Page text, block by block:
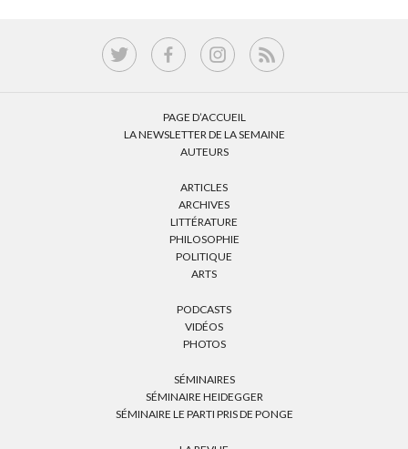
PAGE D’ACCUEIL
LA NEWSLETTER DE LA SEMAINE
AUTEURS
ARTICLES
ARCHIVES
LITTÉRATURE
PHILOSOPHIE
POLITIQUE
ARTS
PODCASTS
VIDÉOS
PHOTOS
SÉMINAIRES
SÉMINAIRE HEIDEGGER
SÉMINAIRE LE PARTI PRIS DE PONGE